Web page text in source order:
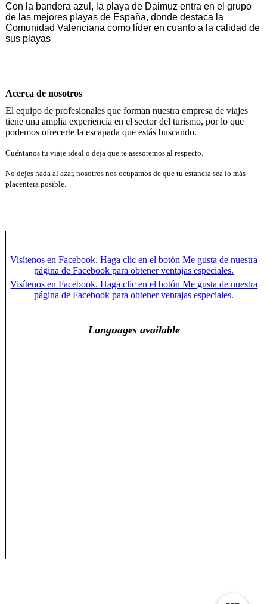
Con la bandera azul, la playa de Daimuz entra en el grupo
de las mejores playas de España, donde destaca la
Comunidad Valenciana como líder en cuanto a la calidad de
sus playas
Acerca de nosotros
El equipo de profesionales que forman nuestra empresa de viajes
tiene una amplia experiencia en el sector del turismo, por lo que
podemos ofrecerte la escapada que estás buscando.
Cuéntanos tu viaje ideal o deja que te asesoremos al respecto.
No dejes nada al azar, nosotros nos ocupamos de que tu estancia sea lo más
placentera posible.
Visítenos en Facebook. Haga clic en el botón Me gusta de nuestra
página de Facebook para obtener ventajas especiales.
Visítenos en Facebook. Haga clic en el botón Me gusta de nuestra
página de Facebook para obtener ventajas especiales.
Languages available